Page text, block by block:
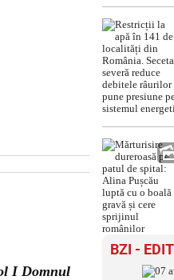
I Domnul
BZI -